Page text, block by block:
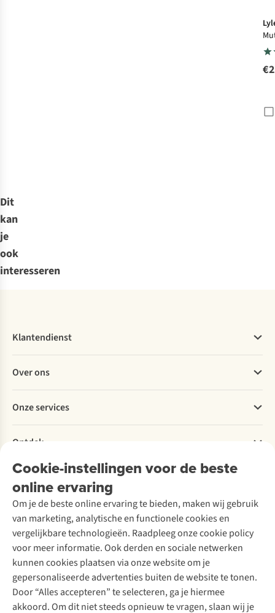
Dit
kan
je
ook
interesseren
Cookie-instellingen voor de beste
online ervaring
Om je de beste online ervaring te bieden, maken wij gebruik
van marketing, analytische en functionele cookies en
vergelijkbare technologieën. Raadpleeg onze cookie policy
voor meer informatie. Ook derden en sociale netwerken
kunnen cookies plaatsen via onze website om je
gepersonaliseerde advertenties buiten de website te tonen.
Door “Alles accepteren” te selecteren, ga je hiermee
akkoord. Om dit niet steeds opnieuw te vragen, slaan wij je
Klantendienst
Bestellen
Betalen
Levering
Retourneren
Bestelling herroepen
Garantie
Contact
Over ons
Explore More
Verantwoord ondernemen
Over Ayacucho
Onze winkels
Over A.S.Adventure
Toegankelijkheidsverklaring
Onze services
Ski-onderhoud
Wasservice
Schoenonderhoud
Schoenherstelling
Kledingherstelling
Retouches
Voor bedrijven
Ontdek
A.S.Magazine
Podcast
Explore Academy
Explore Camp
Gear Check
Inspiratie & advies
Meld je aan voor de nieuwsbrief
Follow us